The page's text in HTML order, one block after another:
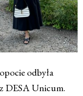
odbyła
DESA Unicum.